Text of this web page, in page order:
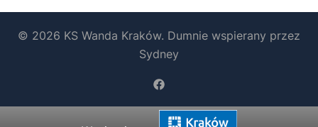
© 2026 KS Wanda Kraków. Dumnie wspierany przez
Sydney
https://www.facebook.com/